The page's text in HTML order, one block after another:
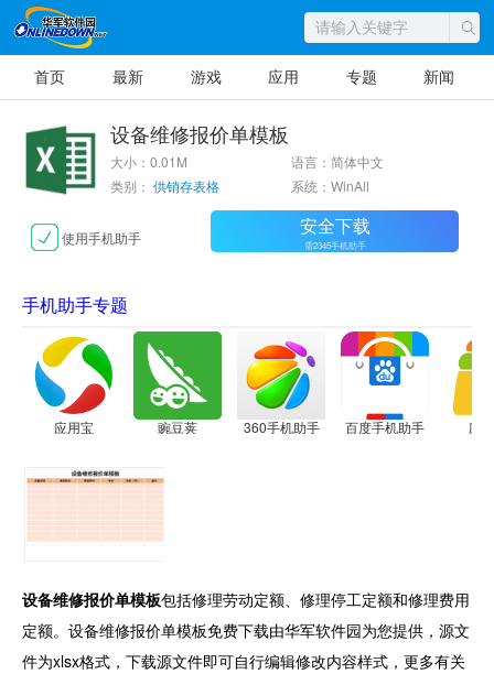
首页 最新 游戏 应用 专题 新闻
设备维修报价单模板
大小：0.01M
语言：简体中文
类别： 供销存表格 系统：WinAll
使用手机助手 安全下载
需2345手机助手
手机助手专题
应用宝 豌豆荚 360手机助手 百度手机助手 应
设备维修报价单模板包括修理劳动定额、修理停工定额和修理费用
定额。设备维修报价单模板免费下载由华军软件园为您提供，源文
件为xlsx格式，下载源文件即可自行编辑修改内容样式，更多有关